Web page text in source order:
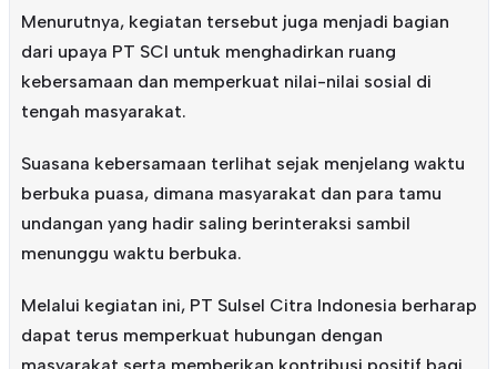
Menurutnya, kegiatan tersebut juga menjadi bagian
dari upaya PT SCI untuk menghadirkan ruang
kebersamaan dan memperkuat nilai-nilai sosial di
tengah masyarakat.
Suasana kebersamaan terlihat sejak menjelang waktu
berbuka puasa, dimana masyarakat dan para tamu
undangan yang hadir saling berinteraksi sambil
menunggu waktu berbuka.
Melalui kegiatan ini, PT Sulsel Citra Indonesia berharap
dapat terus memperkuat hubungan dengan